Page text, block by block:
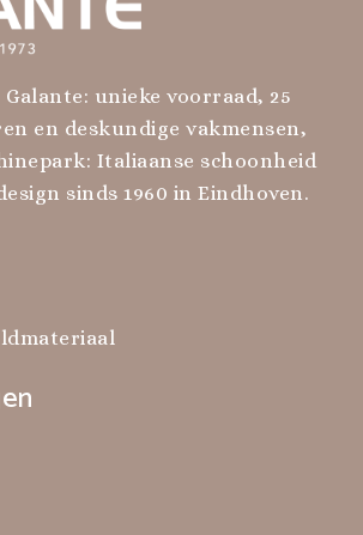
Galante: unieke voorraad, 25
en deskundige vakmensen,
Italiaanse schoonheid
sinds 1960 in Eindhoven.